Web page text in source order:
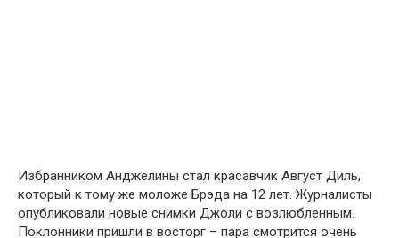
Избранником Анджелины стал красавчик Август Диль,
который к тому же моложе Брэда на 12 лет. Журналисты
опубликовали новые снимки Джоли с возлюбленным.
Поклонники пришли в восторг – пара смотрится очень